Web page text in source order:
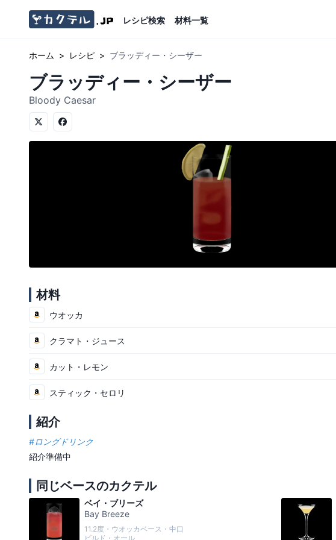
レシピ検索 材料一覧
ホーム > レシピ > ブラッディー・シーザー
ブラッディー・シーザー
Bloody Caesar
材料
ウオッカ
クラマト・ジュース
カット・レモン
スティック・セロリ
紹介
#ロングドリンク
紹介準備中
同じベースのカクテル
ベイ・ブリーズ
Bay Breeze
11.2度・ウオッカベース・中口
ビルド・オール